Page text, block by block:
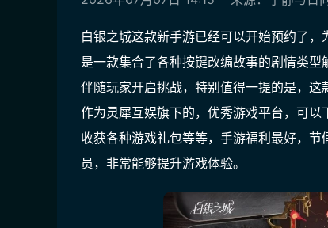
白银之城这款新手游已经可以开始预约了
是一款集合了各种按键改编故事的剧情类
伴随玩家开启挑战，特别值得一提的是，这
作为灵犀互娱旗下的，优秀游戏平台，可以
收获各种游戏礼包等等，手游福利最好，
员，非常能够提升游戏体验。